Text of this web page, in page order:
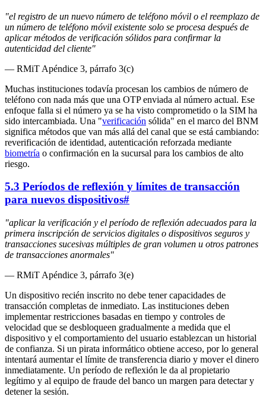
"el registro de un nuevo número de teléfono móvil o el reemplazo de
un número de teléfono móvil existente solo se procesa después de
aplicar métodos de verificación sólidos para confirmar la
autenticidad del cliente"
— RMiT Apéndice 3, párrafo 3(c)
Muchas instituciones todavía procesan los cambios de número de
teléfono con nada más que una OTP enviada al número actual. Ese
enfoque falla si el número ya se ha visto comprometido o la SIM ha
sido intercambiada. Una "verificación sólida" en el marco del BNM
significa métodos que van más allá del canal que se está cambiando:
reverificación de identidad, autenticación reforzada mediante
biometría o confirmación en la sucursal para los cambios de alto
riesgo.
5.3 Períodos de reflexión y límites de transacción
para nuevos dispositivos#
"aplicar la verificación y el período de reflexión adecuados para la
primera inscripción de servicios digitales o dispositivos seguros y
transacciones sucesivas múltiples de gran volumen u otros patrones
de transacciones anormales"
— RMiT Apéndice 3, párrafo 3(e)
Un dispositivo recién inscrito no debe tener capacidades de
transacción completas de inmediato. Las instituciones deben
implementar restricciones basadas en tiempo y controles de
velocidad que se desbloqueen gradualmente a medida que el
dispositivo y el comportamiento del usuario establezcan un historial
de confianza. Si un pirata informático obtiene acceso, por lo general
intentará aumentar el límite de transferencia diario y mover el dinero
inmediatamente. Un período de reflexión le da al propietario
legítimo y al equipo de fraude del banco un margen para detectar y
detener la sesión.